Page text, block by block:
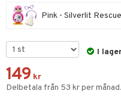
Pink - Silverlit
I
149 kr
Delbetala från 53 kr per månad.